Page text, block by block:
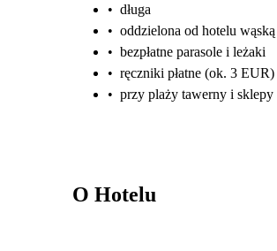
• długa
• oddzielona od hotelu
• bezpłatne parasole i leżaki
• ręczniki płatne (ok. 3 EUR)
• przy plaży tawerny i sklepy
O Hotelu